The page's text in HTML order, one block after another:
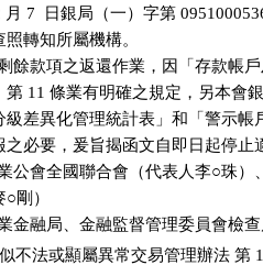
月 7  日銀局（一）字第
照轉知所屬機構。
餘款項之返還作業，因「存款帳
」第 11 條業有明確之規定，另本會
分級差異化管理統計表」和「警示
報之必要，爰旨揭函文自即日起停止
公會全國聯合會（代表人李○珠）
○剛）
不法或顯屬異常交易管理辦法 第